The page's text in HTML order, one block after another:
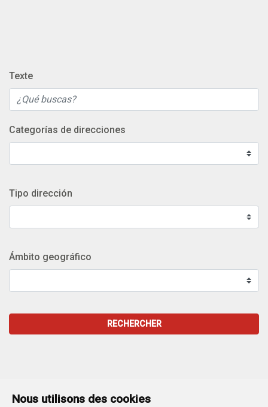
Nous utilisons des cookies
Texte
Categorías de direcciones
Tipo dirección
Ámbito geográfico
RECHERCHER